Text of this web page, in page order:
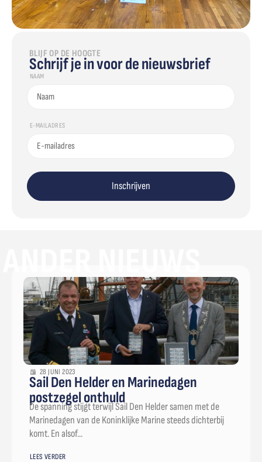
BLIJF OP DE HOOGTE
Schrijf je in voor de nieuwsbrief
NAAM
E-MAILADRES
Inschrijven
28 JUNI 2023
Sail Den Helder en Marinedagen
postzegel onthuld
De spanning stijgt terwijl Sail Den Helder samen met de
Marinedagen van de Koninklijke Marine steeds dichterbij
komt. En alsof...
LEES VERDER